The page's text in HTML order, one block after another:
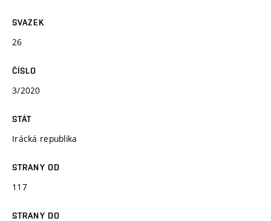
SVAZEK
26
ČÍSLO
3/2020
STÁT
Irácká republika
STRANY OD
117
STRANY DO